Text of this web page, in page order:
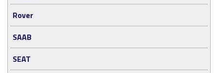
Rover
SAAB
SEAT